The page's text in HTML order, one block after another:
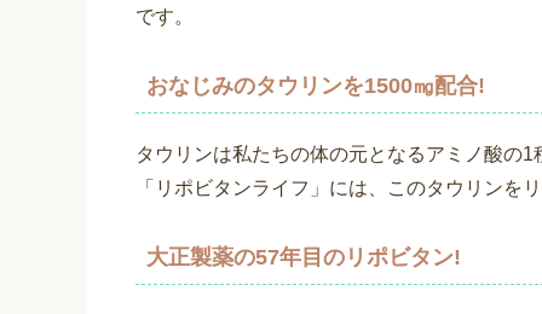
です。
おなじみのタウリンを1500㎎配合!
タウリンは私たちの体の元となるアミノ酸の
「リポビタンライフ」には、このタウリンを
大正製薬の57年目のリポビタン!